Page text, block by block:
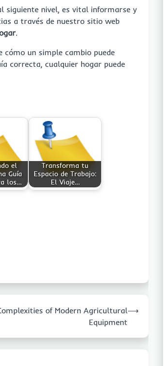
siguiente nivel, es vital informarse y
a través de nuestro sitio web
.
cómo un simple cambio puede
correcta, cualquier hogar puede
el
Guía
los…
Transforma tu
Espacio de Trabajo:
El Viaje…
of Modern Agricultural
Equipment
⟶